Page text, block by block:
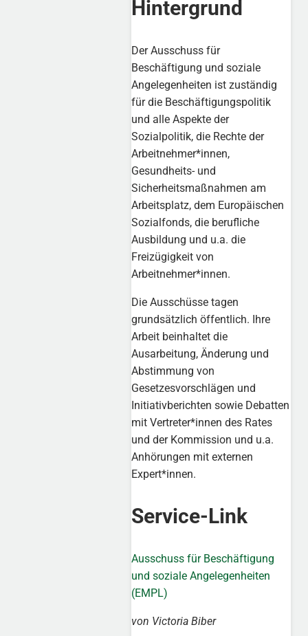
Hintergrund
Der Ausschuss für
Beschäftigung und soziale
Angelegenheiten ist zuständig
für die Beschäftigungspolitik
und alle Aspekte der
Sozialpolitik, die Rechte der
Arbeitnehmer*innen,
Gesundheits- und
Sicherheitsmaßnahmen am
Arbeitsplatz, dem Europäischen
Sozialfonds, die berufliche
Ausbildung und u.a. die
Freizügigkeit von
Arbeitnehmer*innen.
Die Ausschüsse tagen
grundsätzlich öffentlich. Ihre
Arbeit beinhaltet die
Ausarbeitung, Änderung und
Abstimmung von
Gesetzesvorschlägen und
Initiativberichten sowie Debatten
mit Vertreter*innen des Rates
und der Kommission und u.a.
Anhörungen mit externen
Expert*innen.
Service-Link
Ausschuss für Beschäftigung
und soziale Angelegenheiten
(EMPL)
von Victoria Biber